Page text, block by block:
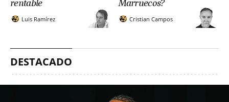
rentable
Luis Ramírez
Marruecos?
Cristian Campos
DESTACADO